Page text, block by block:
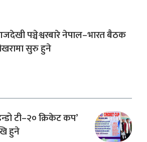
पञ्चेश्वरबारे नेपाल–भारत बैठक
सुरु हुने
टी–२० क्रिकेट कप’
हुने